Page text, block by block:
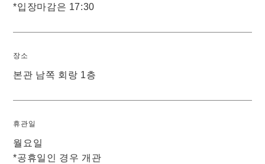
*입장마감은 17:30
장소
본관 남쪽 회랑 1층
휴관일
월요일
*공휴일인 경우 개관